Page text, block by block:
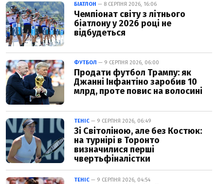
БІАТЛОН — 8 СЕРПНЯ 2026, 16:06
Чемпіонат світу з літнього
біатлону у 2026 році не
відбудеться
ФУТБОЛ — 9 СЕРПНЯ 2026, 06:00
Продати футбол Трампу: як
Джанні Інфантіно заробив 10
млрд, проте повис на волосині
ТЕНІС — 9 СЕРПНЯ 2026, 06:49
Зі Світоліною, але без Костюк:
на турнірі в Торонто
визначилися перші
чвертьфіналістки
ТЕНІС — 9 СЕРПНЯ 2026, 04:54